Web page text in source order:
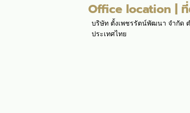
Office location |
บริษัท ตั้งเพชรรัตน์พัฒนา จำกัด
ประเทศไทย